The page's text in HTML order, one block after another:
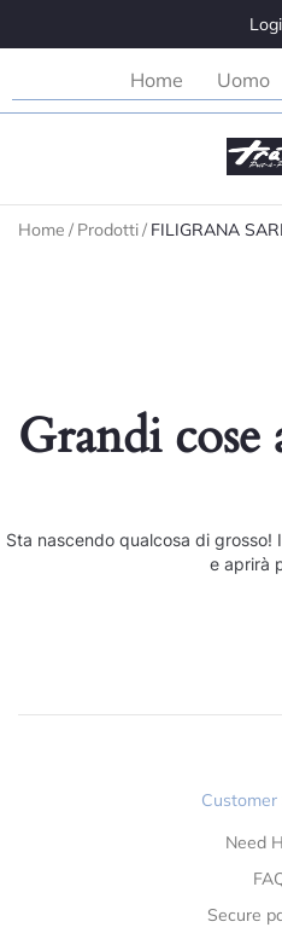
Home Uomo
Home / Prodotti/ FILIGRANA
Grandi
Sta nascendo qualcosa di grosso!
e aprirà
Customer
Need
Secure